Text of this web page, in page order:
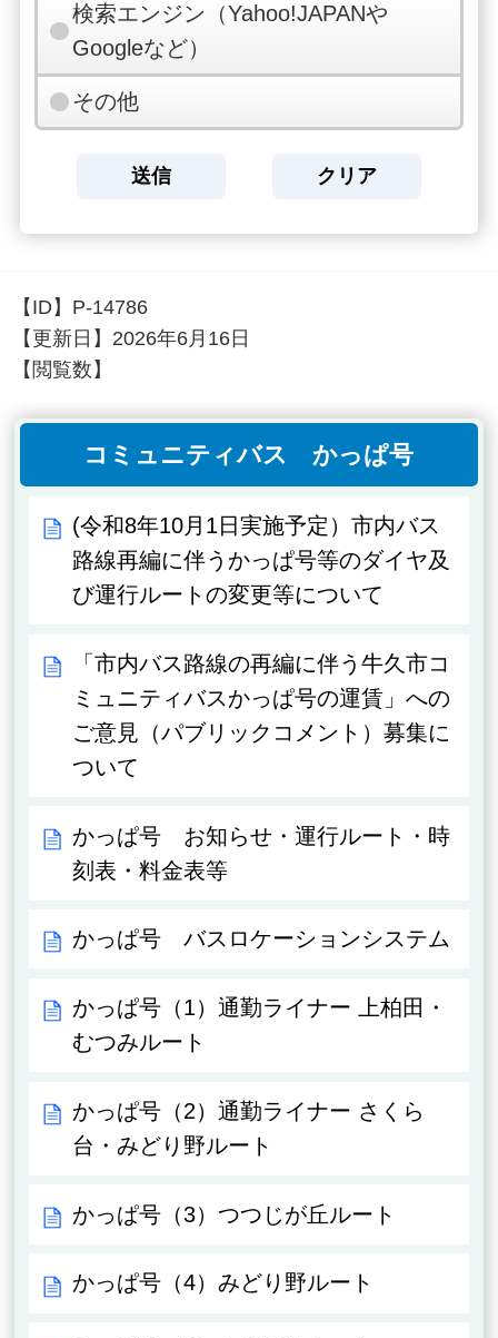
検索エンジン（Yahoo!JAPANや
Googleなど）
その他
【ID】 P-14786
【更新日】 2026年6月16日
【閲覧数】
コミュニティバス かっぱ号
(令和8年10月1日実施予定）市内バス
路線再編に伴うかっぱ号等のダイヤ及
び運行ルートの変更等について
「市内バス路線の再編に伴う牛久市コ
ミュニティバスかっぱ号の運賃」への
ご意見（パブリックコメント）募集に
ついて
かっぱ号 お知らせ・運行ルート・時
刻表・料金表等
かっぱ号 バスロケーションシステム
かっぱ号（1）通勤ライナー 上柏田・
むつみルート
かっぱ号（2）通勤ライナー さくら
台・みどり野ルート
かっぱ号（3）つつじが丘ルート
かっぱ号（4）みどり野ルート